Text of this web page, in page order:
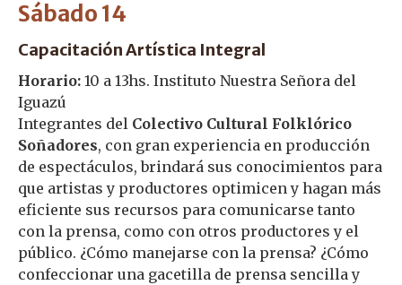
Sábado 14
Capacitación Artística Integral
Horario: 10 a 13hs. Instituto Nuestra Señora del
Iguazú
Integrantes del Colectivo Cultural Folklórico
Soñadores, con gran experiencia en producción
de espectáculos, brindará sus conocimientos para
que artistas y productores optimicen y hagan más
eficiente sus recursos para comunicarse tanto
con la prensa, como con otros productores y el
público. ¿Cómo manejarse con la prensa? ¿Cómo
confeccionar una gacetilla de prensa sencilla y